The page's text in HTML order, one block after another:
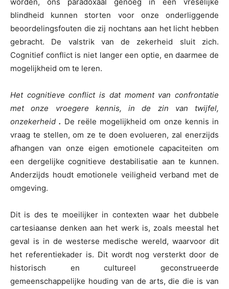
blindheid kunnen storten voor onze onderliggende
beoordelingsfouten die zij nochtans aan het licht hebben
gebracht. De valstrik van de zekerheid sluit zich.
Cognitief conflict is niet langer een optie, en daarmee de
mogelijkheid om te leren.
Het cognitieve conflict is dat moment van confrontatie
met onze vroegere kennis, in de zin van twijfel,
onzekerheid . De reële mogelijkheid om onze kennis in
vraag te stellen, om ze te doen evolueren, zal enerzijds
afhangen van onze eigen emotionele capaciteiten om
een dergelijke cognitieve destabilisatie aan te kunnen.
Anderzijds houdt emotionele veiligheid verband met de
omgeving.
Dit is des te moeilijker in contexten waar het dubbele
cartesiaanse denken aan het werk is, zoals meestal het
geval is in de westerse medische wereld, waarvoor dit
het referentiekader is. Dit wordt nog versterkt door de
historisch en cultureel geconstrueerde
gemeenschappelijke houding van de arts, die die is van